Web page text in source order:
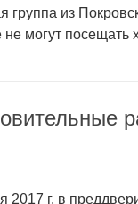
из
могут посещать
2017 г. в